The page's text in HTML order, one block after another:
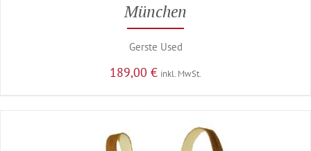
München
Gerste Used
189,00 € inkl. MwSt.